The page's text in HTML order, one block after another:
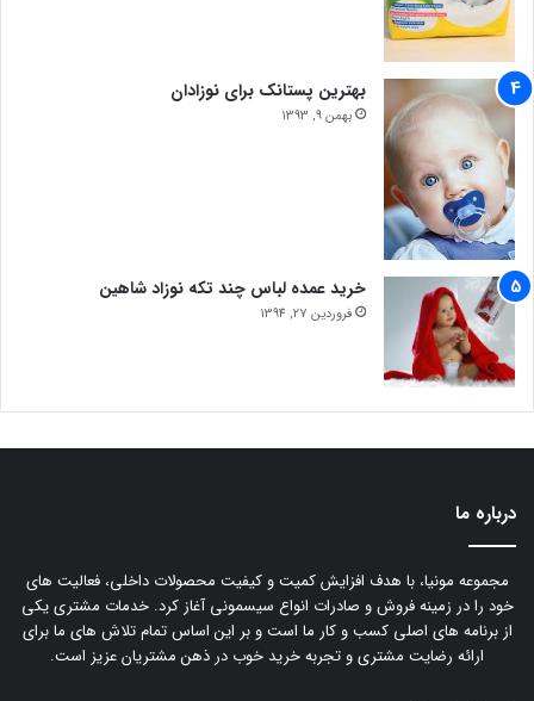
بهترین پستانک برای نوزادان
بهمن 9, 1393
خرید عمده لباس چند تکه نوزاد شاهین
فروردین 27, 1394
درباره ما
مجموعه مونیا، با هدف افزایش کمیت و کیفیت محصولات داخلی، فعالیت های
خود را در زمینه فروش و صادرات انواع سیسمونی آغاز کرد. خدمات مشتری یکی
از برنامه های اصلی کسب و کار ما است و بر این اساس تمام تلاش های ما برای
ارائه رضایت مشتری و تجربه خرید خوب در ذهن مشتریان عزیز است.